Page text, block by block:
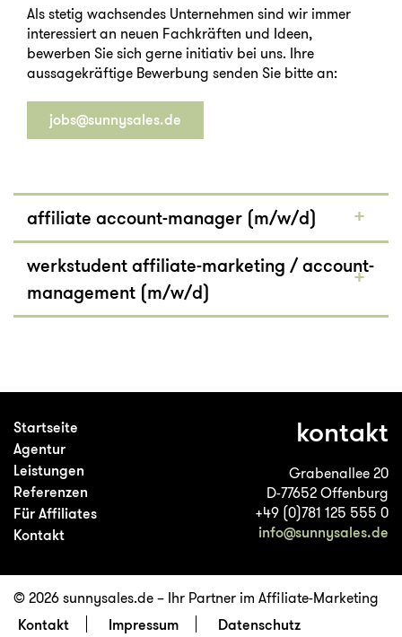
Als stetig wachsendes Unternehmen sind wir immer
interessiert an neuen Fachkräften und Ideen,
bewerben Sie sich gerne initiativ bei uns. Ihre
aussagekräftige Bewerbung senden Sie bitte an:
jobs@sunnysales.de
affiliate account-manager (m/w/d)
werkstudent affiliate-marketing / account-
management (m/w/d)
Startseite
Agentur
Leistungen
Referenzen
Für Affiliates
Kontakt
kontakt
Grabenallee 20
D-77652Offenburg
+49 (0)781 125 555 0
info@sunnysales.de
© 2026 sunnysales.de – Ihr Partner im Affiliate-Marketing
Kontakt
Impressum Datenschutz